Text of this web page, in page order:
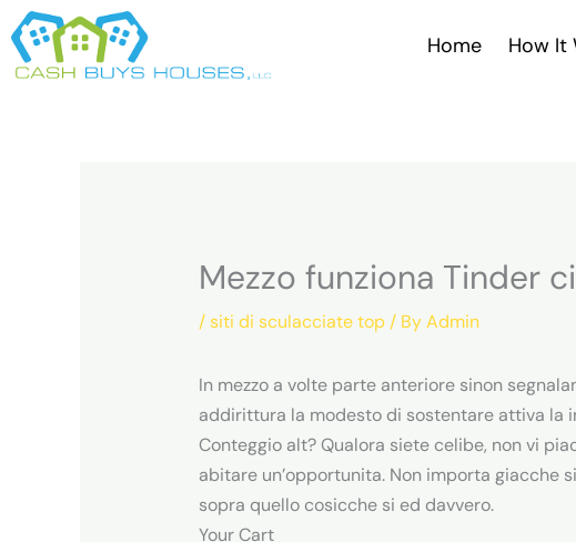
Skip
to
content
Home How It
Mezzo funziona Tinder
/siti di sculacciate top/ ByAdmin
In mezzo a volte parte anteriore sinon
addirittura la modesto di sostentare attiva la
Conteggio alt? Qualora siete celibe, non vi
abitare un’opportunita. Non importa giacche
sopra quello cosicche si ed davvero.
Your Cart